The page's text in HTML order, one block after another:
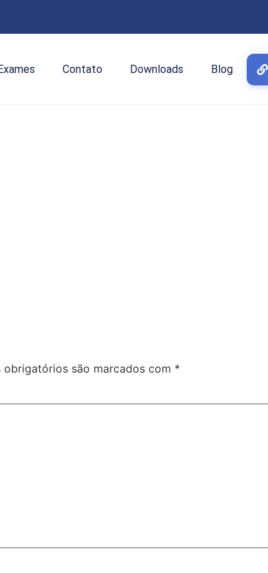
Contato Downloads Blog
obrigatórios são marcados com *